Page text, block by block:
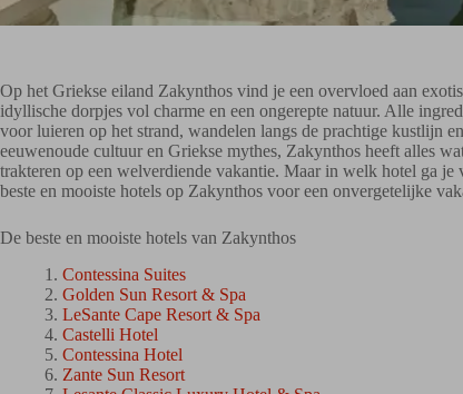
Op het Griekse eiland Zakynthos vind je een overvloed aan
idyllische dorpjes vol charme en een ongerepte natuur. Alle
voor luieren op het strand, wandelen langs de prachtige kustlijn
eeuwenoude cultuur en Griekse mythes, Zakynthos heeft alles
trakteren op een welverdiende vakantie. Maar in welk hotel ga
beste en mooiste hotels op Zakynthos voor een onvergetelijke
De beste en mooiste hotels van Zakynthos
Contessina Suites
Golden Sun Resort & Spa
LeSante Cape Resort & Spa
Castelli Hotel
Contessina Hotel
Zante Sun Resort